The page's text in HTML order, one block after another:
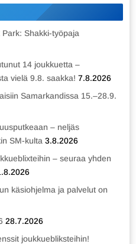
Shakki-työpaja
14 joukkuetta –
vielä 9.8. saakka! 7.8.2026
Samarkandissa 15.–28.9.
– neljäs
SM-kulta 3.8.2026
– seuraa yhden
käsiohjelma ja palvelut on
28.7.2026
joukkuebliksteihin!